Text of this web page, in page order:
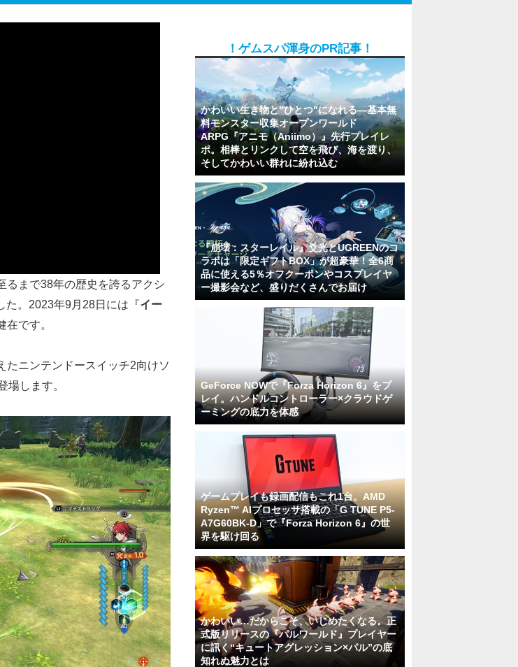
るまで38年の歴史を誇るアクシ
た。2023年9月28日には『イー
です。
たニンテンドースイッチ2向けソ
場します。
！ゲムスパ渾身のPR記事！
かわいい生き物と"ひとつ"になれる―基本無
料モンスター収集オープンワールド
ARPG『アニモ（Aniimo）』先行プレイレ
ポ。相棒とリンクして空を飛び、海を渡り、
そしてかわいい群れに紛れ込む
『崩壊：スターレイル』爻光とUGREENのコ
ラボは「限定ギフトBOX」が超豪華！全6商
品に使える5％オフクーポンやコスプレイヤ
ー撮影会など、盛りだくさんでお届け
GeForce NOWで『Forza Horizon 6』をプ
レイ。ハンドルコントローラー×クラウドゲ
ーミングの底力を体感
ゲームプレイも録画配信もこれ1台。AMD
Ryzen™ AIプロセッサ搭載の「G TUNE P5-
A7G60BK-D」で『Forza Horizon 6』の世
界を駆け回る
かわいい…だからこそ、いじめたくなる。正
式版リリースの『パルワールド』プレイヤー
に訊く“キュートアグレッション×パル”の底
知れぬ魅力とは